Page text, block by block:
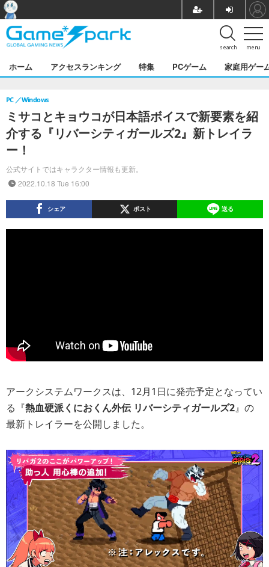
menu
search
ホーム アクセスランキング 特集 PCゲーム 家庭用ゲー
ミサコとキョウコが日本語ボイスで新要素を紹
介する『リバーシティガールズ2』新トレイラ
ー！
公式サイトではキャラクター情報も更新。
PC Windows
2022.10.18 Tue 16:00
シェア ポスト 送る
アークシステムワークスは、12月1日に発売予定となってい
る『熱血硬派くにおくん外伝 リバーシティガールズ2』の
最新トレイラーを公開しました。